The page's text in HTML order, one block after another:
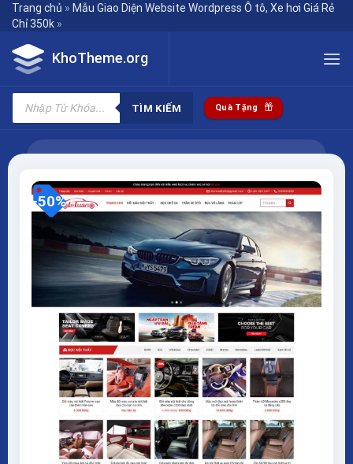
Skip
content
Trang chủ » Mẫu Giao Diện Website Wordpress Ô tô, Xe hơi Giá Rẻ
Chỉ 350k »
KhoTheme.org
Tìm
kiếm
phẩm
TÌM KIẾM Quà Tặng
-50%